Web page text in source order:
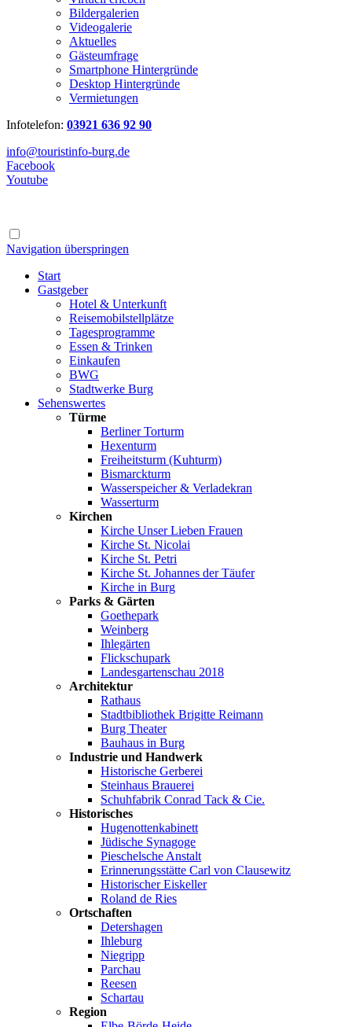
Bildergalerien
Videogalerie
Aktuelles
Gästeumfrage
Smartphone Hintergründe
Desktop Hintergründe
Vermietungen
Infotelefon: 03921 636 92 90
info@touristinfo-burg.de
Facebook
Youtube
Navigation überspringen
Start
Gastgeber
Hotel & Unterkunft
Reisemobilstellplätze
Tagesprogramme
Essen & Trinken
Einkaufen
BWG
Stadtwerke Burg
Sehenswertes
Türme
Berliner Torturm
Hexenturm
Freiheitsturm (Kuhturm)
Bismarckturm
Wasserspeicher & Verladekran
Wasserturm
Kirchen
Kirche Unser Lieben Frauen
Kirche St. Nicolai
Kirche St. Petri
Kirche St. Johannes der Täufer
Kirche in Burg
Parks & Gärten
Goethepark
Weinberg
Ihlegärten
Flickschupark
Landesgartenschau 2018
Architektur
Rathaus
Stadtbibliothek Brigitte Reimann
Burg Theater
Bauhaus in Burg
Industrie und Handwerk
Historische Gerberei
Steinhaus Brauerei
Schuhfabrik Conrad Tack & Cie.
Historisches
Hugenottenkabinett
Jüdische Synagoge
Pieschelsche Anstalt
Erinnerungsstätte Carl von Clausewitz
Historischer Eiskeller
Roland de Ries
Ortschaften
Detershagen
Ihleburg
Niegripp
Parchau
Reesen
Schartau
Region